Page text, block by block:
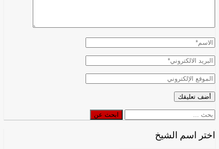
ابحث
عن
ابحث عن
اختر اسم الشيخ